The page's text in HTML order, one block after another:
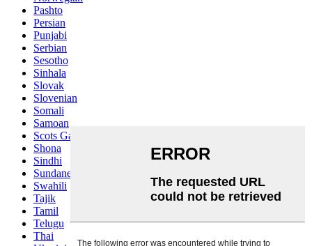
Pashto
Persian
Punjabi
Serbian
Sesotho
Sinhala
Slovak
Slovenian
Somali
Samoan
Scots Gaelic
Shona
Sindhi
Sundanese
Swahili
Tajik
Tamil
Telugu
Thai